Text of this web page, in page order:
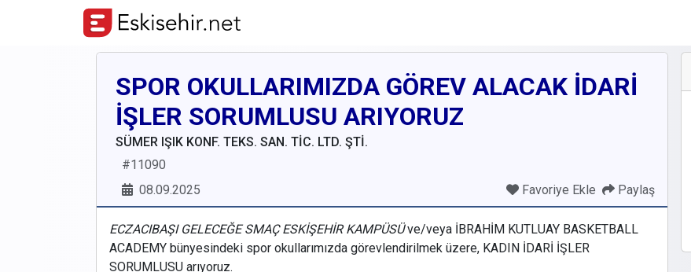
SPOR OKULLARIMIZDA GÖREV ALACAK İDARİ
İŞLER SORUMLUSU ARIYORUZ
SÜMER IŞIK KONF. TEKS. SAN. TİC. LTD. ŞTİ.
#11090
08.09.2025
Favoriye Ekle Paylaş
ECZACIBAŞI GELECEĞE SMAÇ ESKİŞEHİR KAMPÜSÜve/veya İBRAHİM KUTLUAY BASKETBALL
ACADEMY bünyesindeki spor okullarımızda görevlendirilmek üzere, KADIN İDARİ İŞLER
SORUMLUSU arıyoruz.